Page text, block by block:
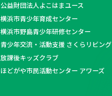
公益財団法人よこはまユース
横浜市青少年育成センター
横浜市野島青少年研修センター
青少年交流・活動支援 さくらリビング
放課後キッズクラブ
ほどがや市民活動センター アワーズ